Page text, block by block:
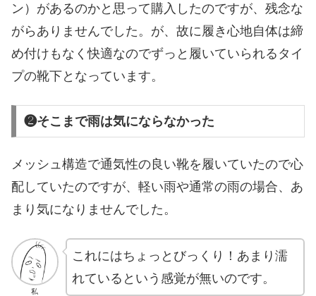
ン）があるのかと思って購入したのですが、残念な
がらありませんでした。が、故に履き心地自体は締
め付けもなく快適なのでずっと履いていられるタイ
プの靴下となっています。
❷そこまで雨は気にならなかった
メッシュ構造で通気性の良い靴を履いていたので心
配していたのですが、軽い雨や通常の雨の場合、あ
まり気になりませんでした。
私
これにはちょっとびっくり！あまり濡
れているという感覚が無いのです。